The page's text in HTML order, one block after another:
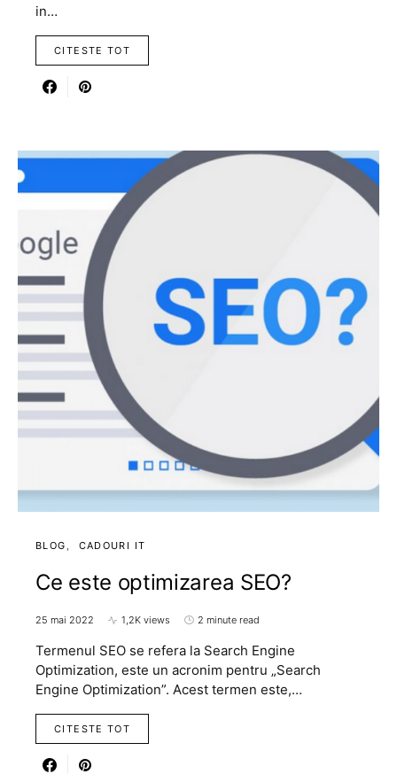
in…
CITESTE TOT
BLOG CADOURI IT
Ce este optimizarea SEO?
25 mai 2022 1,2K views 2 minute read
Termenul SEO se refera la Search Engine
Optimization, este un acronim pentru „Search
Engine Optimization”. Acest termen este,…
CITESTE TOT